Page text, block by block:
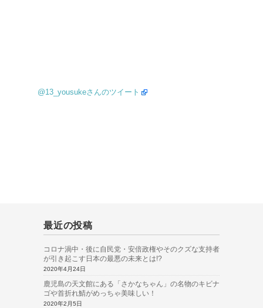
@13_yousukeさんのツイート
最近の投稿
コロナ渦中・後に自民党・安倍政権やそのクズな支持者
が引き起こす日本の最悪の未来とは!?
2020年4月24日
鹿児島の天文館にある「さかなちゃん」の名物のキビナ
ゴや首折れ鯖がめっちゃ美味しい！
2020年2月5日